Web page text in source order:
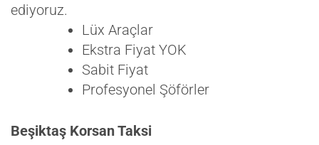
ediyoruz.
Lüx Araçlar
Ekstra Fiyat YOK
Sabit Fiyat
Profesyonel Şöförler
Beşiktaş Korsan Taksi